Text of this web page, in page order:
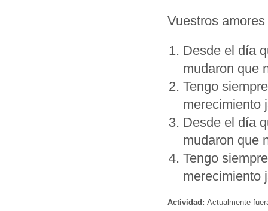
Vuestros
Desde el día
mudaron que
Tengo
merecimiento
Desde el día
mudaron que
Tengo
merecimiento
Actividad: Actualmente